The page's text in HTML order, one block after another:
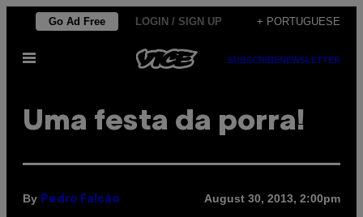
Skip
content
Go Ad Free LOGIN / SIGN UP + PORTUGUESE
Open
SUBSCRIBENEWSLETTER
Uma festa da porra!
By Pedro Falcão August 30, 2013, 2:00pm